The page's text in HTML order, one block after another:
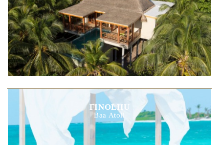
FINOLHU
Baa Atoll